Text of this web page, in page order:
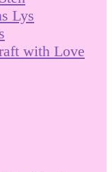
Lys
with Love